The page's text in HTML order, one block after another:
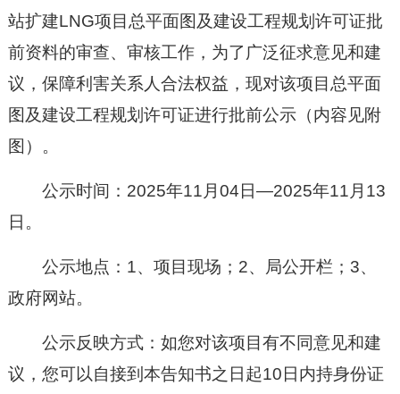
站扩建LNG项目总平面图及建设工程规划许可证批
前资料的审查、 审核工作，为了广泛征求意见和建
议，保障利害关系人合法权益，现对该项目 总平面
图及建设工程规划许可证进行批前公示（内容见附
图 ） 。
公示时间：2025年11 月04 日—2025年11 月 13
日。
公示地点：1、项目现场 ； 2、 局公开栏；3、
政府网站。
公示反映方式：如您对该项目有不同意见和建
议，您可以自接到本告知书之日起10日内持身份证